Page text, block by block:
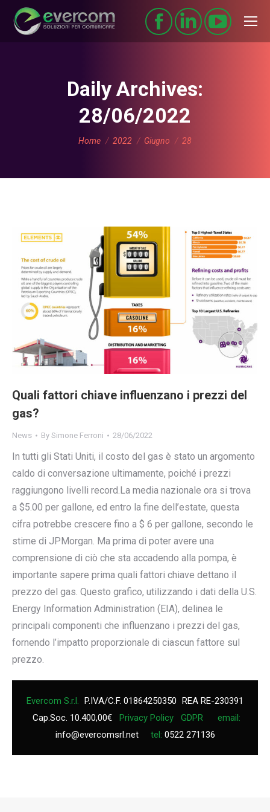
Daily Archives:
28/06/2022
You are here:
Home 2022 Giugno 28
Quali fattori chiave influenzano i prezzi del
gas?
News By Simone Ferroni 28/06/2022
In tutti gli Stati Uniti, il costo del gas è stato un argomento
caldo di conversazione ultimamente, poiché i prezzi
raggiungono livelli record.La media nazionale ora si trova
a $5.00 per gallone, ed entro la fine dell’estate, questa
cifra potrebbe crescere fino a $ 6 per gallone, secondo le
stime di JPMorgan. Ma prima di poter avere una
comprensione di ciò che sta accadendo alla pompa, è
importante sapere prima quali fattori chiave dettano il
prezzo del gas. Questo grafico, utilizzando i dati della U.S.
Energy Information Administration (EIA), delinea le
principali componenti che influenzano i prezzi del gas,
fornendo l’impatto proporzionale di ciascun fattore sul
prezzo.
Evercom S.r.l. P.IVA/C.F. 01864250350 REA RE-230391
Cap.Soc. 10.400,00€
Privacy Policy GDPR
email:
info@evercomsrl.net
tel: 0522 271136